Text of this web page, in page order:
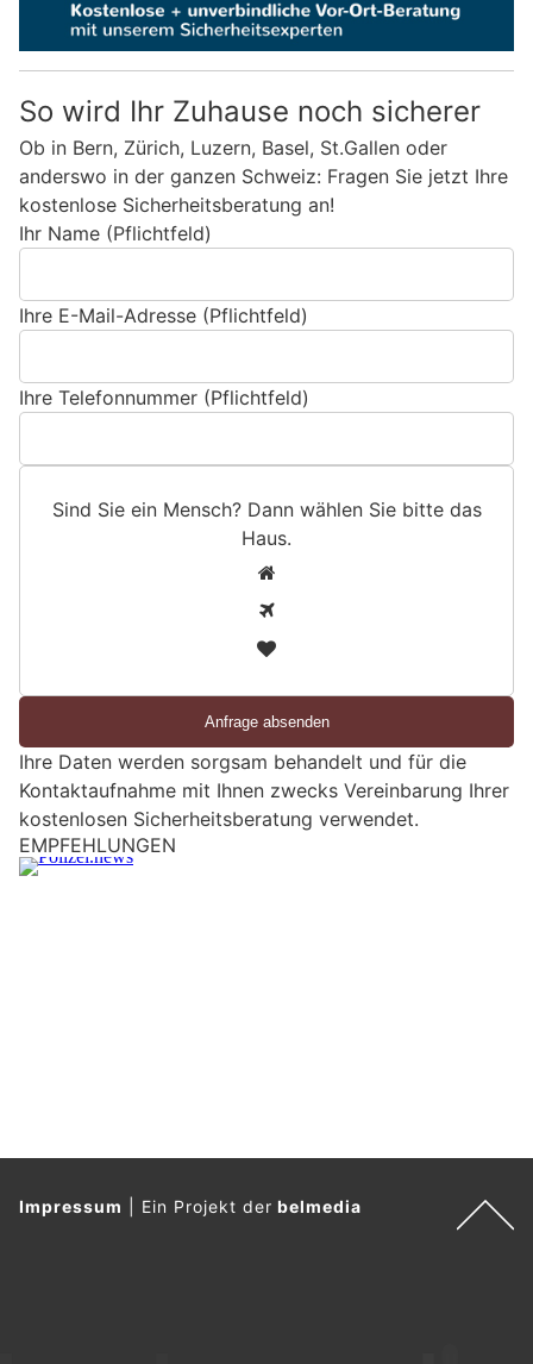
So wird Ihr Zuhause noch sicherer
Ob in Bern, Zürich, Luzern, Basel, St.Gallen oder
anderswo in der ganzen Schweiz: Fragen Sie jetzt Ihre
kostenlose Sicherheitsberatung an!
Ihr Name (Pflichtfeld)
Ihre E-Mail-Adresse (Pflichtfeld)
Ihre Telefonnummer (Pflichtfeld)
Sind Sie ein Mensch? Dann wählen Sie bitte das
Haus.
e
i
n
M
w
h
Ihre Daten werden sorgsam behandelt und für die
Kontaktaufnahme mit Ihnen zwecks Vereinbarung Ihrer
kostenlosen Sicherheitsberatung verwendet.
EMPFEHLUNGEN
Impressum Ein Projekt derbelmedia